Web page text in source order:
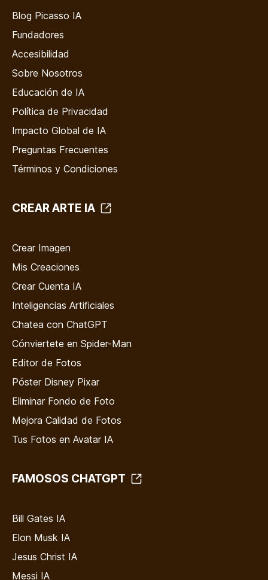
Blog Picasso IA
Fundadores
Accesibilidad
Sobre Nosotros
Educación de IA
Política de Privacidad
Impacto Global de IA
Preguntas Frecuentes
Términos y Condiciones
CREAR ARTE IA
Crear Imagen
Mis Creaciones
Crear Cuenta IA
Inteligencias Artificiales
Chatea con ChatGPT
Cónviertete en Spider-Man
Editor de Fotos
Póster Disney Pixar
Eliminar Fondo de Foto
Mejora Calidad de Fotos
Tus Fotos en Avatar IA
FAMOSOS CHATGPT
Bill Gates IA
Elon Musk IA
Jesus Christ IA
Messi IA